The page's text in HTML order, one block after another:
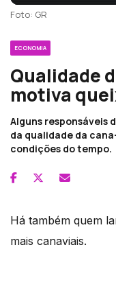
Foto: GR
ECONOMIA
Qualidade
motiva
Alguns responsáveis
da qualidade da
condições do tempo.
Há também quem
mais canaviais.